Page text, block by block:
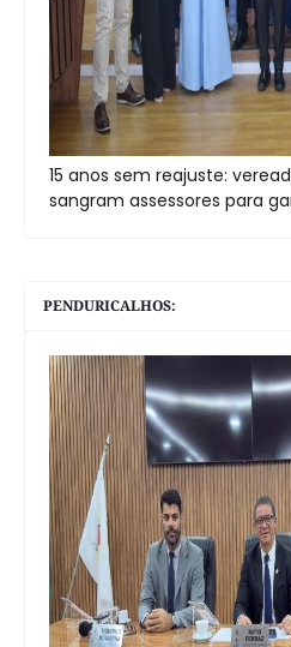
15 anos sem reajuste:
sangram assessores para
PENDURICALHOS: